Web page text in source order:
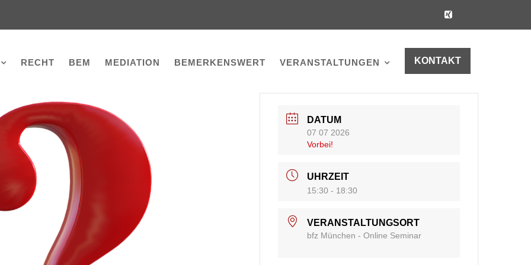
KONTAKT
RECHT BEM MEDIATION BEMERKENSWERT VERANSTALTUNGEN
DATUM
07 07 2026
Vorbei!
UHRZEIT
15:30 - 18:30
VERANSTALTUNGSORT
bfz München - Online Seminar